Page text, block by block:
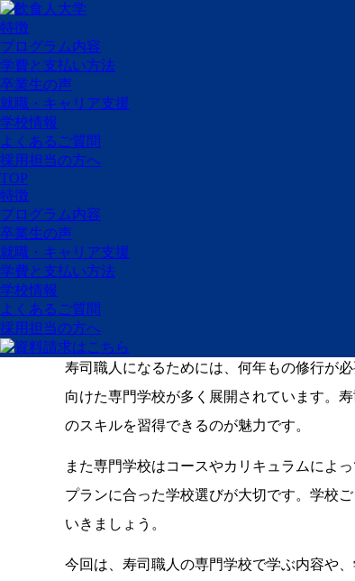
特徴
プログラム内容
学費と支払い方法
卒業生の声
就職・キャリア支援
学校情報
よくあるご質問
採用担当の方へ
TOP
特徴
プログラム内容
卒業生の声
就職・キャリア支援
学費と支払い方法
学校情報
よくあるご質問
採用担当の方へ
寿司職人の学校、学
の部分を比較して決
ホーム
寿司職人の学校に通いたい
寿司職人になるためには、何年もの修行が
向けた専門学校が多く展開されています。
のスキルを習得できるのが魅力です。
また専門学校はコースやカリキュラムによ
プランに合った学校選びが大切です。学校
いきましょう。
今回は、寿司職人の専門学校で学ぶ内容や